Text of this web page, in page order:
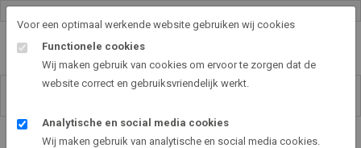
Voor een optimaal werkende website gebruiken wij cookies
Functionele cookies
Wij maken gebruik van cookies om ervoor te zorgen dat de
website correct en gebruiksvriendelijk werkt.
Analytische en social media cookies
Wij maken gebruik van analytische en social media cookies.
Art2EXPO GallerySHOP - de leukste kunst cadeau ideeën